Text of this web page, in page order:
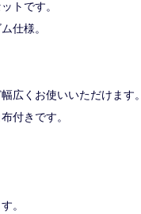
トです。
仕様。
広くお使いいただけます。
付きです。
。